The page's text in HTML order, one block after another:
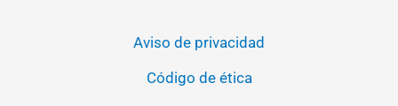
Aviso de privacidad
Código de ética